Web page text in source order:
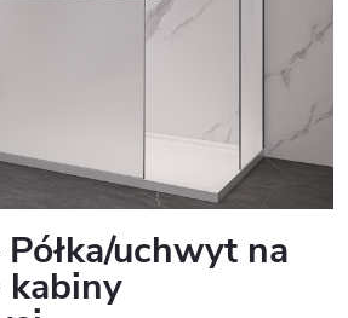
Półka/uchwyt na
kabiny